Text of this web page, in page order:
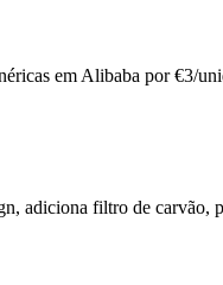
em Alibaba por €3/
adiciona filtro de carvão,